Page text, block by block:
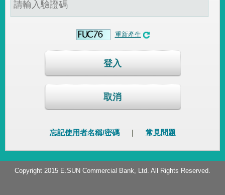
重新產生
登入
取消
忘記使用者名稱/密碼 | 常見問題
Copyright 2015 E.SUN Commercial Bank, Ltd. All Rights Reserved.